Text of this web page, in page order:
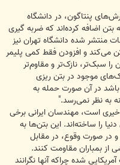
پنتاگون، در دانشگاه
بتن اضافه کرده‌اند که ضربه گیری
منتشر شده دانشگاه تهران نیز
می‌کند و افزودن فقط کمی پلیمر
و بتن را سبک‌تر، نازک‌تر و مقاوم‌تر
موجود در بتن ریزی
در آن صورت حمله به
به نظر نمی‌رسد."
است، مهندسان ایرانی برخی
را ساخته‌اند. این بتن‌ها به
و در صورت وقوع، در مقابل
بمباران مقاومت کنند.
شده چراکه آنها نگرانند